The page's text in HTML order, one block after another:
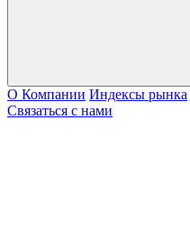
О Компании Индексы рынка
Связаться с нами